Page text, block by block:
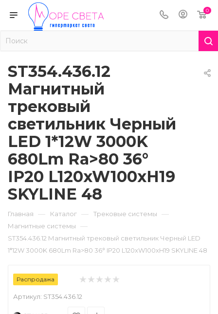
0
ST354.436.12
Магнитный
трековый
светильник Черный
LED 1*12W 3000K
680Lm Ra>80 36°
IP20 L120xW100xH19
SKYLINE 48
Главная — Каталог — Трековые системы —
Магнитные системы —
ST354.436.12 Магнитный трековый светильник Черный LED
1*12W 3000K 680Lm Ra>80 36° IP20 L120xW100xH19 SKYLINE 48
Распродажа
Артикул: ST354.436.12